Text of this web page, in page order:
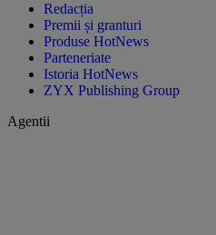
Redacția
Premii și granturi
Produse HotNews
Parteneriate
Istoria HotNews
ZYX Publishing Group
Agentii